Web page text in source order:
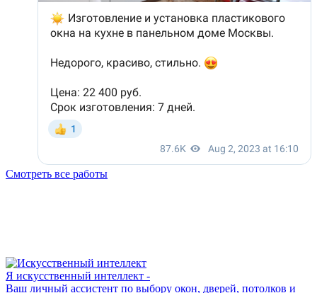
Смотреть все работы
Я искусственный интеллект -
Ваш личный ассистент по выбору окон, дверей, потолков и